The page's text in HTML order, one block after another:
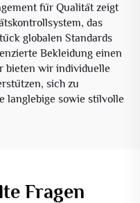
für Qualität zeigt
das
globalen Standards
Bekleidung einen
bieten wir individuelle
sich zu
langlebige sowie stilvolle
Fragen